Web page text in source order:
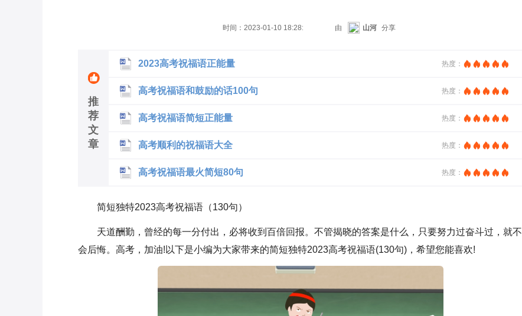
时间： 2023-01-10 18:28:37 由 山河 分享
推
荐
文
章
2023高考祝福语正能量 热度：
高考祝福语和鼓励的话100句 热度：
高考祝福语简短正能量 热度：
高考顺利的祝福语大全 热度：
高考祝福语最火简短80句 热度：
简短独特2023高考祝福语（130句）
天道酬勤，曾经的每一分付出，必将收到百倍回报。不管揭晓的答案是什么，只要努力过奋斗过，就不
会后悔。高考，加油!以下是小编为大家带来的简短独特2023高考祝福语(130句)，希望您能喜欢!